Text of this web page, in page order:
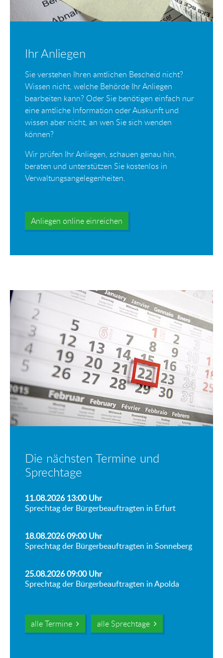
Ihr Anliegen
Sie verstehen Ihren amtlichen Bescheid nicht?
Wissen nicht, welche Behörde Ihr Anliegen
bearbeiten kann? Oder Sie benötigen einfach nur
eine amtliche Information oder Auskunft und
wissen aber nicht, an wen Sie sich wenden
können?
Wir prüfen Ihr Anliegen, schauen genau hin,
beraten und unterstützen Sie kostenlos in
Verwaltungsangelegenheiten.
Anliegen online einreichen
Die nächsten Termine und
Sprechtage
11.08.2026 13:00Uhr
Sprechtag der Bürgerbeauftragten in Erfurt
18.08.2026 09:00Uhr
Sprechtag der Bürgerbeauftragten in Sonneberg
25.08.2026 09:00Uhr
Sprechtag der Bürgerbeauftragten in Apolda
alle Termine alle Sprechtage